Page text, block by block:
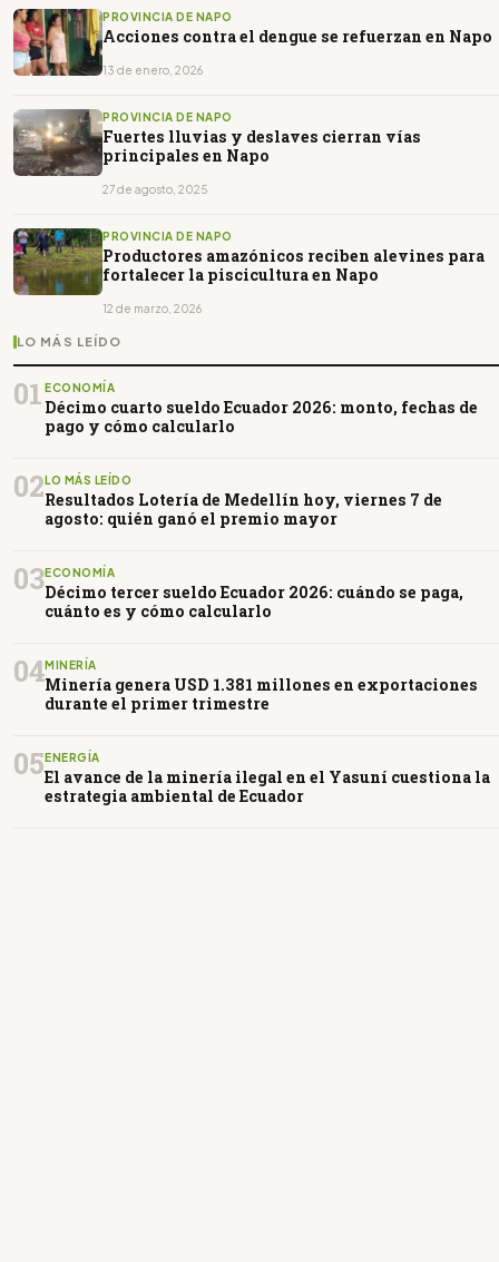
PROVINCIA DE NAPO
Acciones contra el dengue se refuerzan en Napo
13 de enero, 2026
PROVINCIA DE NAPO
Fuertes lluvias y deslaves cierran vías
principales en Napo
27 de agosto, 2025
PROVINCIA DE NAPO
Productores amazónicos reciben alevines para
fortalecer la piscicultura en Napo
12 de marzo, 2026
LO MÁS LEÍDO
01 ECONOMÍA
Décimo cuarto sueldo Ecuador 2026: monto, fechas de
pago y cómo calcularlo
02LO MÁS LEÍDO
Resultados Lotería de Medellín hoy, viernes 7 de
agosto: quién ganó el premio mayor
03ECONOMÍA
Décimo tercer sueldo Ecuador 2026: cuándo se paga,
cuánto es y cómo calcularlo
04MINERÍA
Minería genera USD 1.381 millones en exportaciones
durante el primer trimestre
05ENERGÍA
El avance de la minería ilegal en el Yasuní cuestiona la
estrategia ambiental de Ecuador